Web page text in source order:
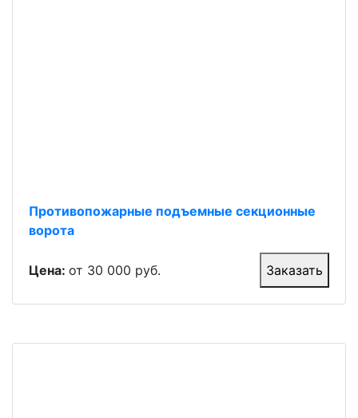
Противопожарные подъемные секционные
ворота
Цена: от 30 000 руб. Заказать